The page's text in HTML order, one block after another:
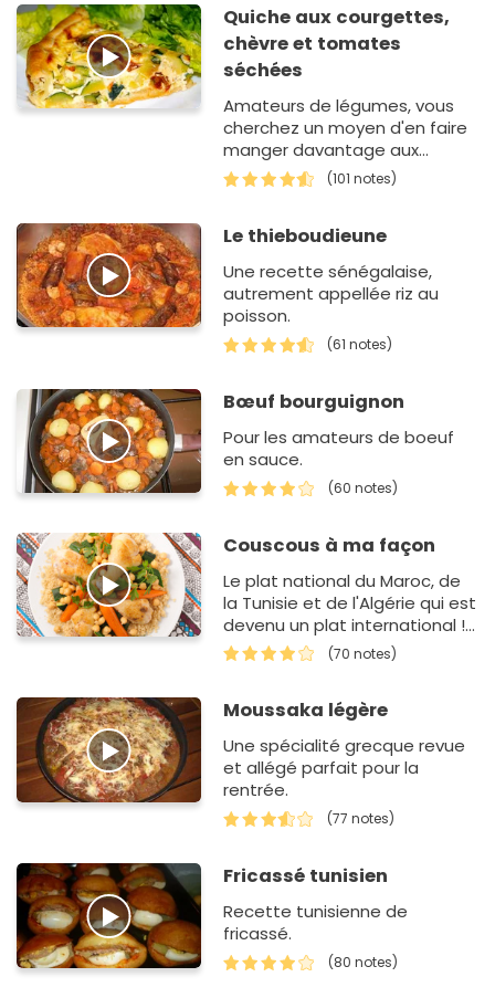
Quiche aux courgettes,
chèvre et tomates
séchées
Amateurs de légumes, vous
cherchez un moyen d'en faire
manger davantage aux
enfants ? Cette recette de
quiche aux courgettes va
(101 notes)
Le thieboudieune
Une recette sénégalaise,
autrement appellée riz au
poisson.
(61 notes)
Bœuf bourguignon
Pour les amateurs de boeuf
en sauce.
(60 notes)
Couscous à ma façon
Le plat national du Maroc, de
la Tunisie et de l'Algérie qui est
devenu un plat international ! Il
existe des dizaines de version
du couscous…
(70 notes)
Moussaka légère
Une spécialité grecque revue
et allégé parfait pour la
rentrée.
(77 notes)
Fricassé tunisien
Recette tunisienne de
fricassé.
(80 notes)